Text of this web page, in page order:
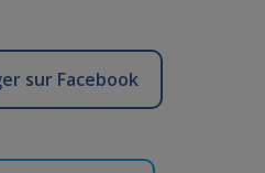
sur Facebook